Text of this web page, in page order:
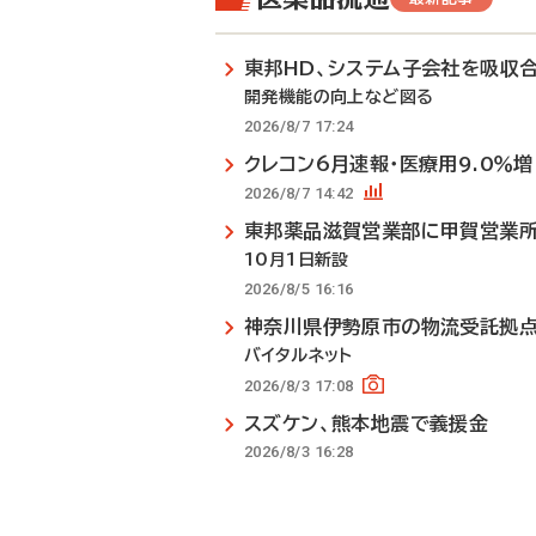
東邦HD、システム子会社を吸収
開発機能の向上など図る
2026/8/7 17:24
クレコン6月速報・医療用9.0％増
2026/8/7 14:42
東邦薬品滋賀営業部に甲賀営業
10月1日新設
2026/8/5 16:16
神奈川県伊勢原市の物流受託拠
バイタルネット
2026/8/3 17:08
スズケン、熊本地震で義援金
2026/8/3 16:28